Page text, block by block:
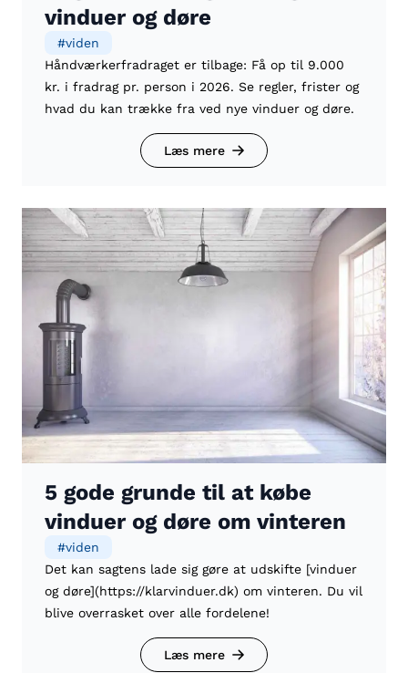
vinduer og døre
#viden
Håndværkerfradraget er tilbage: Få op til 9.000
kr. i fradrag pr. person i 2026. Se regler, frister og
hvad du kan trække fra ved nye vinduer og døre.
Læs mere
5 gode grunde til at købe
vinduer og døre om vinteren
#viden
Det kan sagtens lade sig gøre at udskifte [vinduer
og døre](https://klarvinduer.dk) om vinteren. Du vil
blive overrasket over alle fordelene!
Læs mere